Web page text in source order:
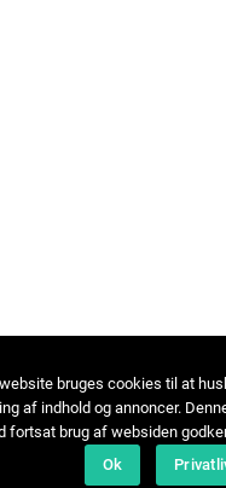
bruges cookies til at
af indhold og annoncer.
fortsat brug af websiden
Ok